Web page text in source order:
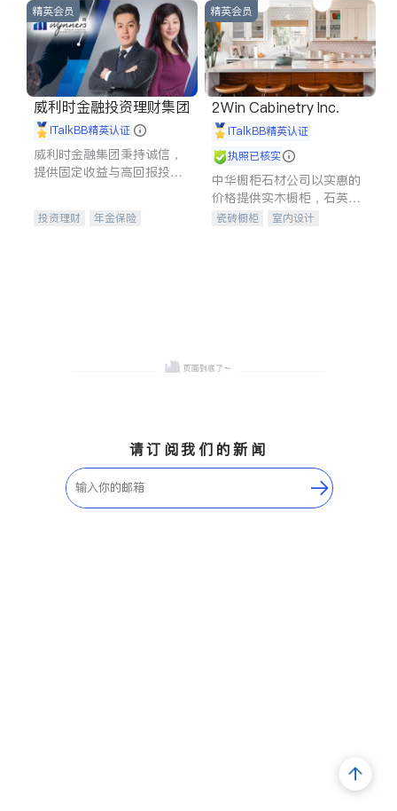
精英会员
威利时金融投资理财集团
iTalkBB精英认证
威利时金融集团秉持诚信，
提供固定收益与高回报投资
合，助力客户实现目标
投资理财
年金保险
精英会员
2Win Cabinetry Inc.
iTalkBB精英认证
执照已核实
中华橱柜石材公司以实惠的
价格提供实木橱柜，石英石
台面，多种优质不锈钢水
瓷砖橱柜
室内设计
请订阅我们的新闻